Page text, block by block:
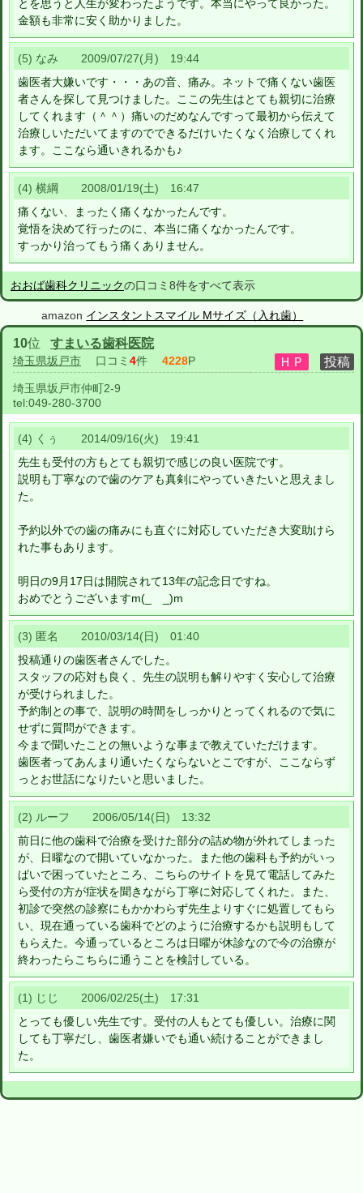
とを思うと人生が変わったようです。本当にやって良かった。
金額も非常に安く助かりました。
(5) なみ 2009/07/27(月) 19:44
歯医者大嫌いです・・・あの音、痛み。ネットで痛くない歯医
者さんを探して見つけました。ここの先生はとても親切に治療
してくれます（＾＾）痛いのだめなんですって最初から伝えて
治療しいただいてますのでできるだけいたくなく治療してくれ
ます。ここなら通いきれるかも♪
(4) 横綱 2008/01/19(土) 16:47
痛くない、まったく痛くなかったんです。
覚悟を決めて行ったのに、本当に痛くなかったんです。
すっかり治ってもう痛くありません。
おおば歯科クリニックの口コミ8件をすべて表示
amazon インスタントスマイル Mサイズ（入れ歯）
10位 すまいる歯科医院
埼玉県坂戸市 口コミ 4件 4228P
埼玉県坂戸市仲町2-9
tel:049-280-3700
(4) くぅ 2014/09/16(火) 19:41
先生も受付の方もとても親切で感じの良い医院です。
説明も丁寧なので歯のケアも真剣にやっていきたいと思えまし
た。
予約以外での歯の痛みにも直ぐに対応していただき大変助けら
れた事もあります。
明日の9月17日は開院されて13年の記念日ですね。
おめでとうございますm(_ _)m
(3) 匿名 2010/03/14(日) 01:40
投稿通りの歯医者さんでした。
スタッフの応対も良く、先生の説明も解りやすく安心して治療
が受けられました。
予約制との事で、説明の時間をしっかりとってくれるので気に
せずに質問ができます。
今まで聞いたことの無いような事まで教えていただけます。
歯医者ってあんまり通いたくならないとこですが、ここならず
っとお世話になりたいと思いました。
(2) ルーフ 2006/05/14(日) 13:32
前日に他の歯科で治療を受けた部分の詰め物が外れてしまった
が、日曜なので開いていなかった。また他の歯科も予約がいっ
ぱいで困っていたところ、こちらのサイトを見て電話してみた
ら受付の方が症状を聞きながら丁寧に対応してくれた。また、
初診で突然の診察にもかかわらず先生よりすぐに処置してもら
い、現在通っている歯科でどのように治療するかも説明もして
もらえた。今通っているところは日曜が休診なので今の治療が
終わったらこちらに通うことを検討している。
(1) じじ 2006/02/25(土) 17:31
とっても優しい先生です。受付の人もとても優しい。治療に関
しても丁寧だし、歯医者嫌いでも通い続けることができまし
た。